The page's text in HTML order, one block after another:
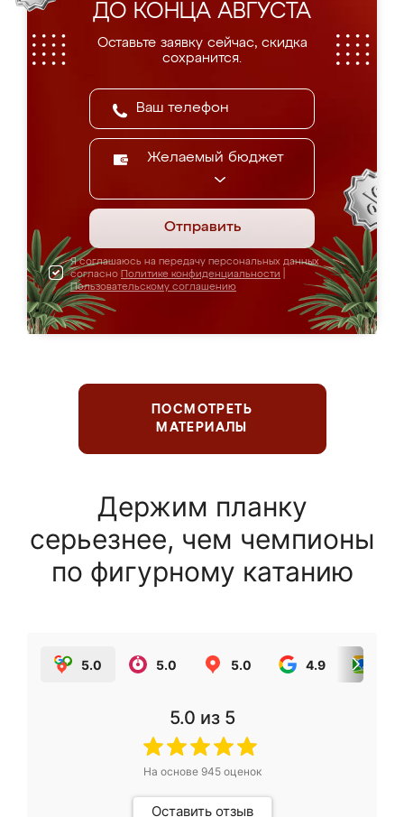
ДО КОНЦА АВГУСТА
Оставьте заявку сейчас, скидка
сохранится.
Желаемый бюджет
Отправить
Я соглашаюсь на передачу персональных данных
согласно Политике конфиденциальности
Пользовательскому соглашению
ПОСМОТРЕТЬ
МАТЕРИАЛЫ
Держим планку
серьезнее, чем чемпионы
по фигурному катанию
5.0 5.0 5.0 4.9
5.0 из 5
На основе 945оценок
Оставить отзыв